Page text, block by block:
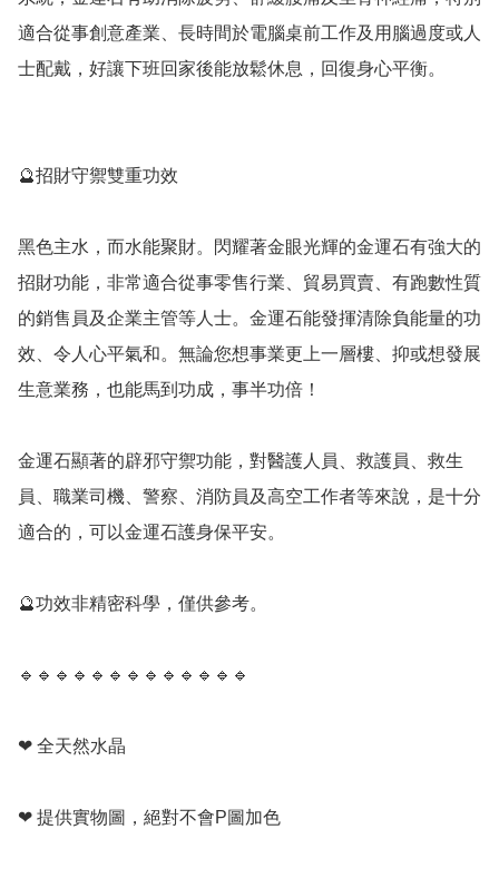
適合從事創意產業、長時間於電腦桌前工作及用腦過度或人
士配戴，好讓下班回家後能放鬆休息，回復身心平衡。
🔮招財守禦雙重功效
黑色主水，而水能聚財。閃耀著金眼光輝的金運石有強大的
招財功能，非常適合從事零售行業、貿易買賣、有跑數性質
的銷售員及企業主管等人士。金運石能發揮清除負能量的功
效、令人心平氣和。無論您想事業更上一層樓、抑或想發展
生意業務，也能馬到功成，事半功倍！
金運石顯著的辟邪守禦功能，對醫護人員、救護員、救生
員、職業司機、警察、消防員及高空工作者等來說，是十分
適合的，可以金運石護身保平安。
🔮功效非精密科學，僅供參考。
🔹️🔹️🔹️🔹️🔹️🔹️🔹️🔹️🔹️🔹️🔹️🔹️🔹️
❤ 全天然水晶
❤ 提供實物圖，絕對不會P圖加色